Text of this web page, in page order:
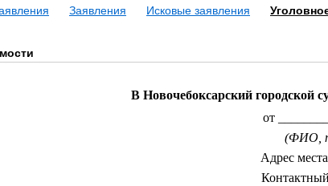
Заявления Исковые заявления
В Новочебоксарский городской
от
(ФИО,
Адрес